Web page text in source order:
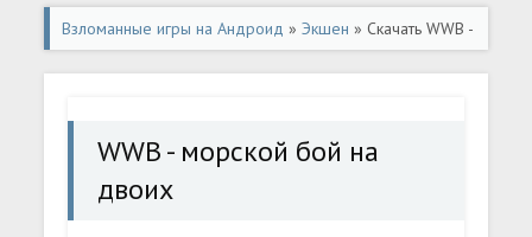
Взломанные игры на Андроид »Экшен » Скачать WWB -
морской бой на двоих (Много денег) на Андроид
WWB - морской бой на
двоих